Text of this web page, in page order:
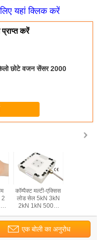
यहां क्लिक करें
करें
छोटे वजन सेंसर 2000
2
कॉम्पैक्ट मल्टी-एक्सिस
लोड सेल 5kN 3kN
2kN 1kN 500N
सेंसर
एक बोली का अनुरोध